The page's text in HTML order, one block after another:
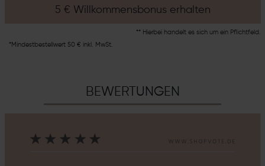
5 € Willkommensbonus erhalten
** Hierbei handelt es sich um ein Pflichtfeld.
*Mindestbestellwert 50 € inkl. MwSt.
BEWERTUNGEN